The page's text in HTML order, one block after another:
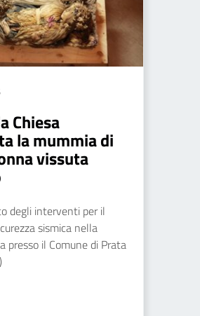
Chiesa
la mummia di
vissuta
degli interventi per il
sismica nella
presso il Comune di Prata